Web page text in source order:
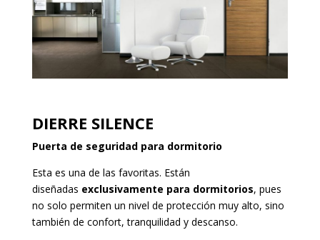
DIERRE SILENCE
Puerta de seguridad para dormitorio
Esta es una de las favoritas. Están
diseñadas exclusivamente para dormitorios, pues
no solo permiten un nivel de protección muy alto, sino
también de confort, tranquilidad y descanso.